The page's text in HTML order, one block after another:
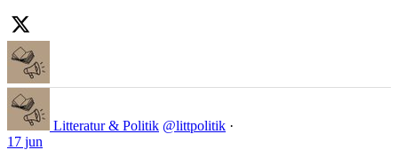
Litteratur & Politik @littpolitik ·
17 jun